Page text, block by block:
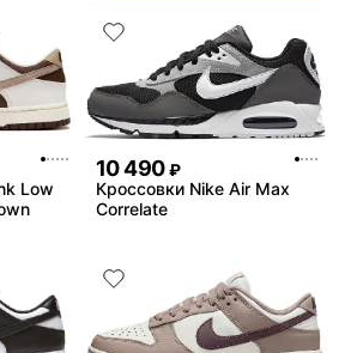
Low
10 490 ₽
Кроссовки Nike Air Max
Correlate